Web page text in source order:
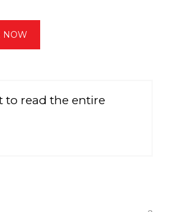
NOW
to read the entire